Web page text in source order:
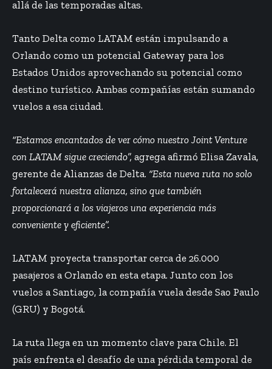
allá de las temporadas altas.
Tanto Delta como LATAM están impulsando a
Orlando como un potencial Gateway para los
Estados Unidos aprovechando su potencial como
destino turístico. Ambas compañías están sumando
vuelos a esa ciudad.
“Estamos encantados de ver cómo nuestro Joint Venture
con LATAM sigue creciendo”, agrega afirmó Elisa Zavala,
gerente de Alianzas de Delta. “Esta nueva ruta no solo
fortalecerá nuestra alianza, sino que también
proporcionará a los viajeros una experiencia más
conveniente y eficiente”.
LATAM proyecta transportar cerca de 26.000
pasajeros a Orlando en esta etapa. Junto con los
vuelos a Santiago, la compañía vuela desde Sao Paulo
(GRU) y Bogotá.
La ruta llega en un momento clave para Chile. El
país enfrenta el desafío de una pérdida temporal de